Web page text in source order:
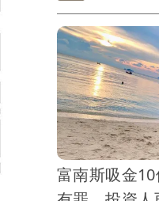
民投票權，今天
聯名，到台北地
昌、中選會主委
勝等3人涉犯《刑
智強調這次沒有
「給她一個檢討
天能懸崖勒馬、
富南斯吸金